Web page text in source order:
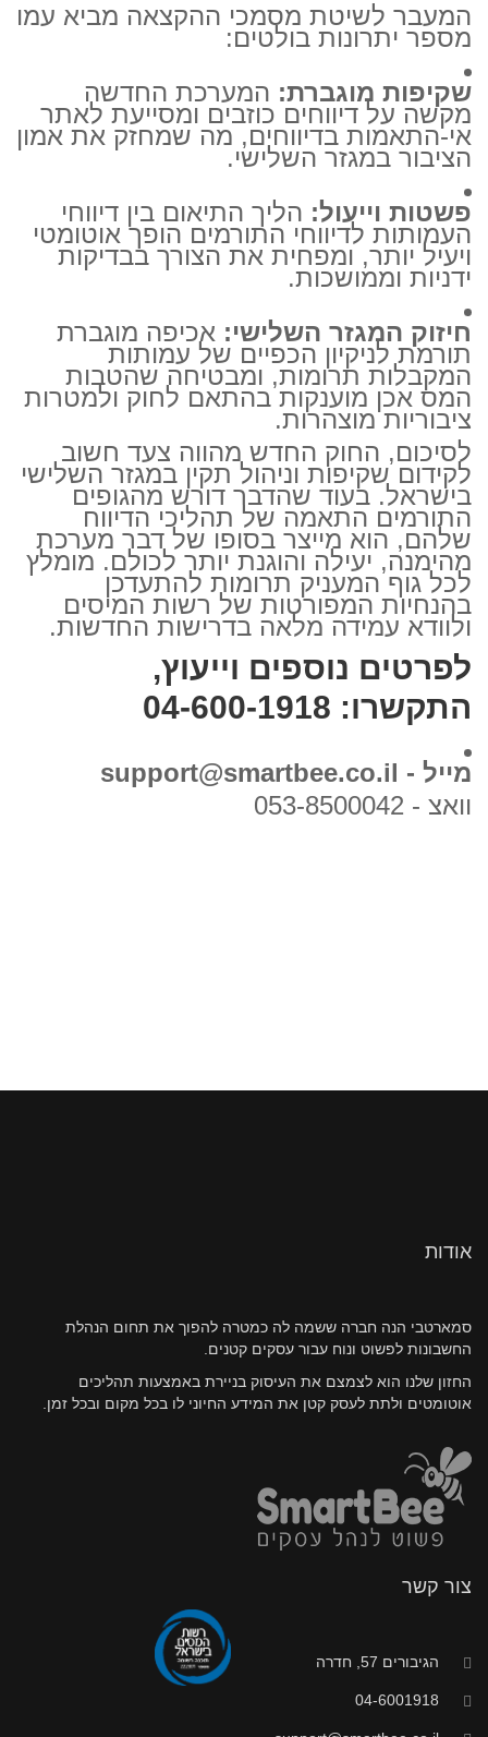
המעבר לשיטת מסמכי ההקצאה מביא עמו
מספר יתרונות בולטים:
שקיפות מוגברת: המערכת החדשה
מקשה על דיווחים כוזבים ומסייעת לאתר
אי-התאמות בדיווחים, מה שמחזק את אמון
הציבור במגזר השלישי.
פשטות וייעול: הליך התיאום בין דיווחי
העמותות לדיווחי התורמים הופך אוטומטי
ויעיל יותר, ומפחית את הצורך בבדיקות
ידניות וממושכות.
חיזוק המגזר השלישי: אכיפה מוגברת
תורמת לניקיון הכפיים של עמותות
המקבלות תרומות, ומבטיחה שהטבות
המס אכן מוענקות בהתאם לחוק ולמטרות
ציבוריות מוצהרות.
לסיכום, החוק החדש מהווה צעד חשוב
לקידום שקיפות וניהול תקין במגזר השלישי
בישראל. בעוד שהדבר דורש מהגופים
התורמים התאמה של תהליכי הדיווח
שלהם, הוא מייצר בסופו של דבר מערכת
מהימנה, יעילה והוגנת יותר לכולם. מומלץ
לכל גוף המעניק תרומות להתעדכן
בהנחיות המפורטות של רשות המיסים
ולוודא עמידה מלאה בדרישות החדשות.
לפרטים נוספים וייעוץ,
התקשרו: 04-600-1918
מייל - support@smartbee.co.il
וואצ - 053-8500042
אודות
סמארטבי הנה חברה ששמה לה כמטרה להפוך את תחום הנהלת
החשבונות לפשוט ונוח עבור עסקים קטנים.
החזון שלנו הוא לצמצם את העיסוק בניירת באמצעות תהליכים
אוטומטים ולתת לעסק קטן את המידע החיוני לו בכל מקום ובכל זמן.
צור קשר
הגיבורים 57, חדרה
04-6001918